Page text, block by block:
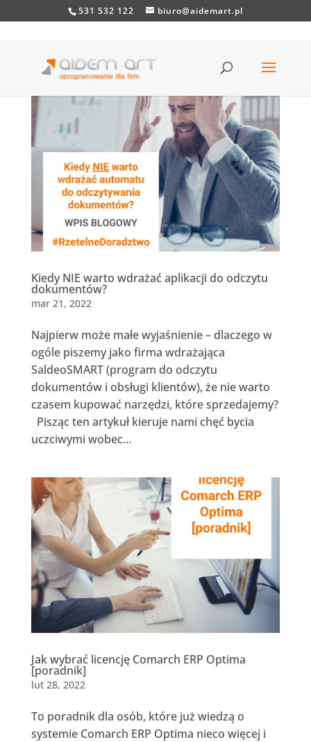
531 532 122 biuro@aidemart.pl
Kiedy NIE warto wdrażać aplikacji do odczytu
dokumentów?
mar 21, 2022
Najpierw może małe wyjaśnienie – dlaczego w
ogóle piszemy jako firma wdrażająca
SaldeoSMART (program do odczytu
dokumentów i obsługi klientów), że nie warto
czasem kupować narzędzi, które sprzedajemy?
Pisząc ten artykuł kieruje nami chęć bycia
uczciwymi wobec...
Jak wybrać licencję Comarch ERP Optima
[poradnik]
lut 28, 2022
To poradnik dla osób, które już wiedzą o
systemie Comarch ERP Optima nieco więcej i